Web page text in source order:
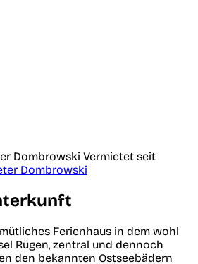
Dombrowski Vermietet seit
Dombrowski
Ferienhaus in dem wohl
Rügen, zentral und dennoch
den bekannten Ostseebädern